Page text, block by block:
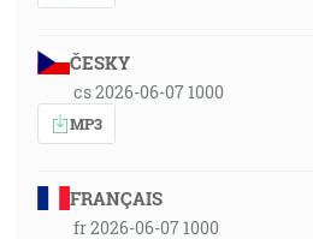
ČESKY
cs 2026-06-07 1000
MP3
FRANÇAIS
fr 2026-06-07 1000